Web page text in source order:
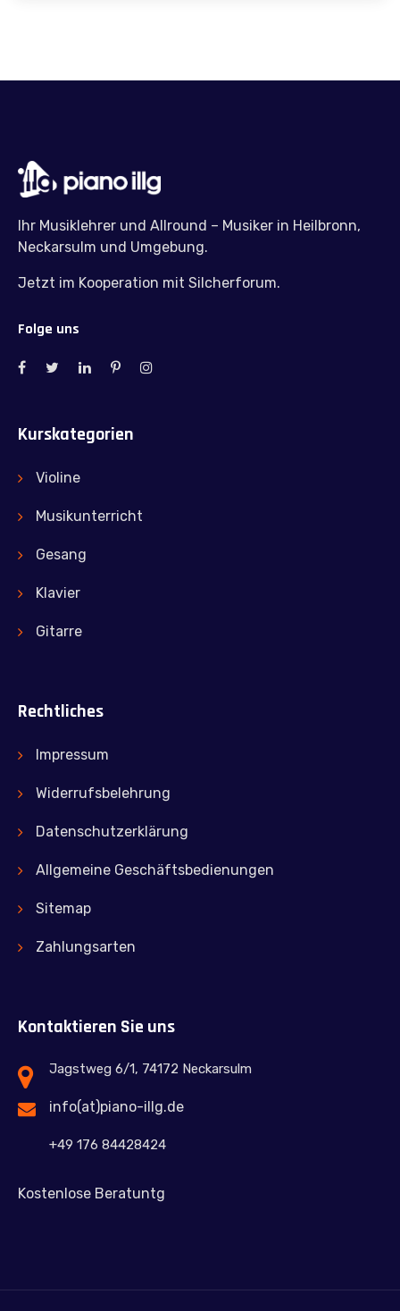
Ihr Musiklehrer und Allround – Musiker in Heilbronn,
Neckarsulm und Umgebung.
Jetzt im Kooperation mit Silcherforum.
Folge uns
Kurskategorien
Violine
Musikunterricht
Gesang
Klavier
Gitarre
Rechtliches
Impressum
Widerrufsbelehrung
Datenschutzerklärung
Allgemeine Geschäftsbedienungen
Sitemap
Zahlungsarten
Kontaktieren Sie uns
Jagstweg 6/1, 74172 Neckarsulm
info(at)piano-illg.de
+49 176 84428424
Kostenlose Beratuntg